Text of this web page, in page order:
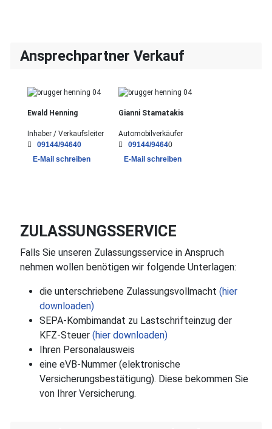
Ansprechpartner Verkauf
Ewald Henning
Inhaber / Verkaufsleiter
09144/94640
E-Mail schreiben
Gianni Stamatakis
Automobilverkäufer
09144/94640
E-Mail schreiben
ZULASSUNGSSERVICE
Falls Sie unseren Zulassungsservice in Anspruch
nehmen wollen benötigen wir folgende Unterlagen:
die unterschriebene Zulassungsvollmacht (hier
downloaden)
SEPA-Kombimandat zu Lastschrifteinzug der
KFZ-Steuer (hier downloaden)
Ihren Personalausweis
eine eVB-Nummer (elektronische
Versicherungsbestätigung). Diese bekommen Sie
von Ihrer Versicherung.